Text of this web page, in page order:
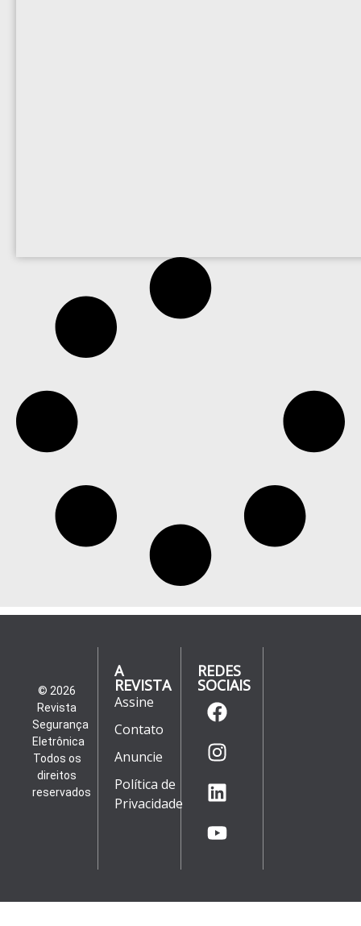
© 2026
Revista
Segurança
Eletrônica
Todos os
direitos
reservados
A
REVISTA
Assine
Contato
Anuncie
Política de
Privacidade
REDES
SOCIAIS